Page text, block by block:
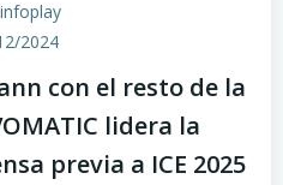
infoplay
2024
con el resto de la
lidera la
previa a ICE 2025